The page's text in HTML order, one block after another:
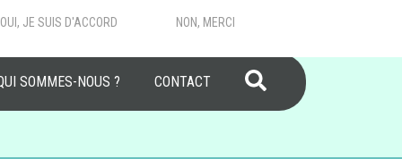
OUI, JE SUIS D'ACCORD NON, MERCI
SOMMES-NOUS ? CONTACT RECHERCHER